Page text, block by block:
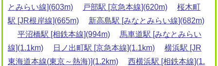
とみらい線](603m)
戸部駅 [京急本線](620m)
桜木町
駅 [JR根岸線](665m)
新高島駅 [みなとみらい線](682m)
平沼橋駅 [相鉄本線](994m)
馬車道駅 [みなとみらい
線](1.1km)
日ノ出町駅 [京急本線](1.1km)
横浜駅 [JR
東海道本線(東京～熱海)](1.2km)
西横浜駅 [相鉄本線](1.